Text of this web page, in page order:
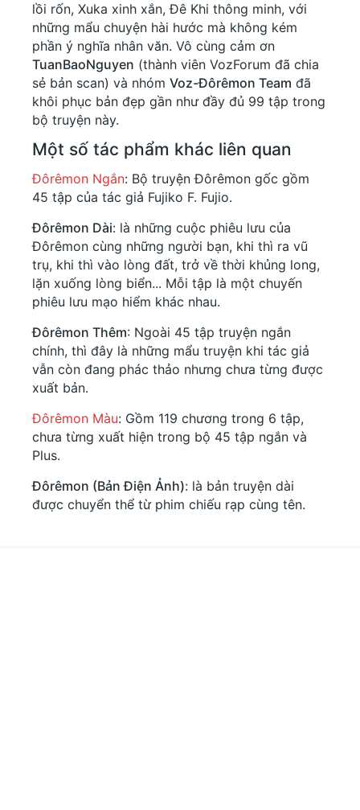
lồi rốn, Xuka xinh xắn, Đê Khi thông minh, với
những mẩu chuyện hài hước mà không kém
phần ý nghĩa nhân văn. Vô cùng cảm ơn
TuanBaoNguyen (thành viên VozForum đã chia
sẻ bản scan) và nhóm Voz-Đôrêmon Team đã
khôi phục bản đẹp gần như đầy đủ 99 tập trong
bộ truyện này.
Một số tác phẩm khác liên quan
Đôrêmon Ngắn: Bộ truyện Đôrêmon gốc gồm
45 tập của tác giả Fujiko F. Fujio.
Đôrêmon Dài: là những cuộc phiêu lưu của
Đôrêmon cùng những người bạn, khi thì ra vũ
trụ, khi thì vào lòng đất, trở về thời khủng long,
lặn xuống lòng biển... Mỗi tập là một chuyến
phiêu lưu mạo hiểm khác nhau.
Đôrêmon Thêm: Ngoài 45 tập truyện ngắn
chính, thì đây là những mẩu truyện khi tác giả
vẫn còn đang phác thảo nhưng chưa từng được
xuất bản.
Đôrêmon Màu: Gồm 119 chương trong 6 tập,
chưa từng xuất hiện trong bộ 45 tập ngắn và
Plus.
Đôrêmon (Bản Điện Ảnh): là bản truyện dài
được chuyển thể từ phim chiếu rạp cùng tên.